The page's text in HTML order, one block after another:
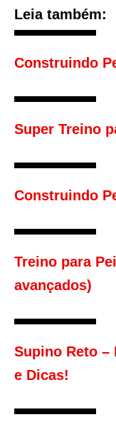
Leia também:
Construindo
Super Treino
Construindo
Treino para
avançados)
Supino Reto –
e Dicas!